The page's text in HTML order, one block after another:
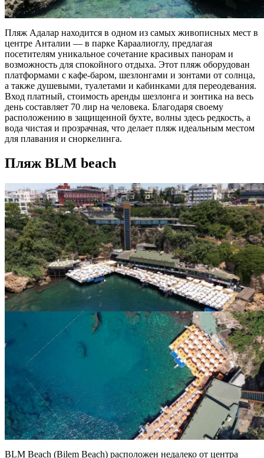
Пляж Адалар находится в одном из самых живописных мест в
центре Анталии — в парке Караалиоглу, предлагая
посетителям уникальное сочетание красивых панорам и
возможность для спокойного отдыха. Этот пляж оборудован
платформами с кафе-баром, шезлонгами и зонтами от солнца,
а также душевыми, туалетами и кабинками для переодевания.
Вход платный, стоимость аренды шезлонга и зонтика на весь
день составляет 70 лир на человека. Благодаря своему
расположению в защищенной бухте, волны здесь редкость, а
вода чистая и прозрачная, что делает пляж идеальным местом
для плавания и сноркелинга.
Пляж BLM beach
BLM Beach (Bilem Beach) расположен недалеко от центра